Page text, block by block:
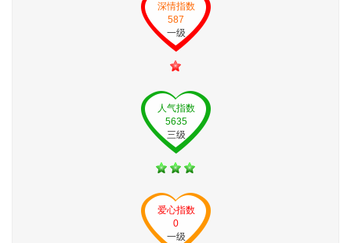
深情指数
587
一级
人气指数
5635
三级
爱心指数
0
一级